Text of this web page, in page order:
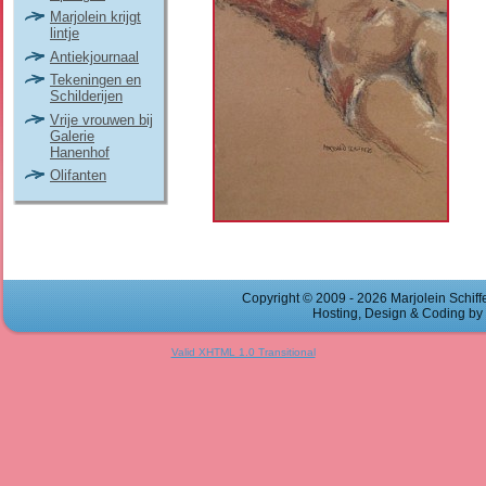
Marjolein krijgt
lintje
Antiekjournaal
Tekeningen en
Schilderijen
Vrije vrouwen bij
Galerie
Hanenhof
Olifanten
Copyright © 2009 - 2026 Marjolein
Hosting, Design & Coding by
Valid XHTML 1.0 Transitional